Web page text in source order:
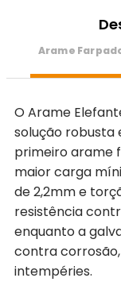
Arame
O Arame
solução robusta
primeiro arame
maior carga
de 2,2mm e
resistência
enquanto a
contra
intempéries.